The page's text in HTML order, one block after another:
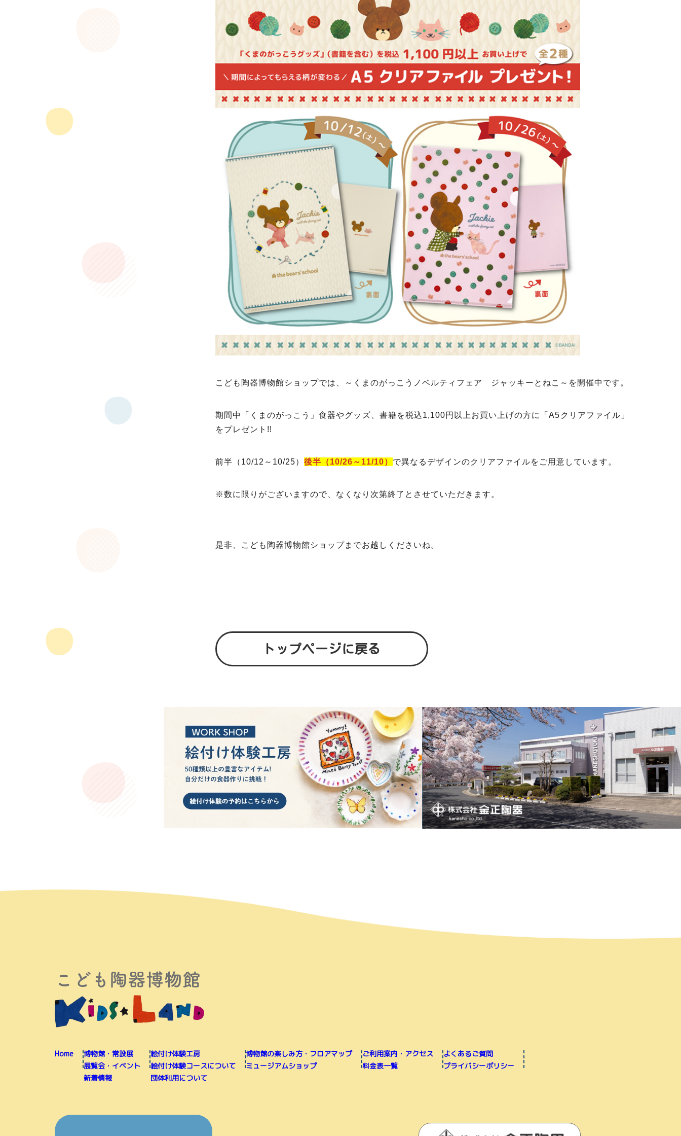
こども陶器博物館ショップでは、～くまのがっこうノベルティフェア ジャッキーとねこ～を開催中です。
期間中「くまのがっこう」食器やグッズ、書籍を税込1,100円以上お買い上げの方に「A5クリアファイル」
をプレゼント!!
前半（10/12～10/25） 後半（10/26～11/10） で異なるデザインのクリアファイルをご用意しています。
※数に限りがございますので、なくなり次第終了とさせていただきます。
是非、こども陶器博物館ショップまでお越しくださいね。
トップページに戻る
Home
博物館・常設展
展覧会・イベント
新着情報
絵付け体験工房
絵付け体験コースについて
団体利用について
博物館の楽しみ方・フロアマップ
ミュージアムショップ
ご利用案内・アクセス
料金表一覧
よくあるご質問
プライバシーポリシー